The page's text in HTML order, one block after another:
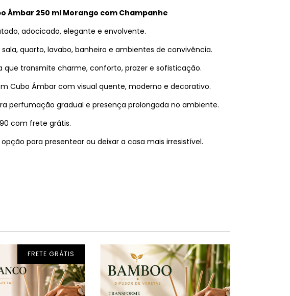
Âmbar 250 ml Morango com Champanhe
adocicado, elegante e envolvente.
sala, quarto, lavabo, banheiro e ambientes de convivência.
que transmite charme, conforto, prazer e sofisticação.
Cubo Âmbar com visual quente, moderno e decorativo.
perfumação gradual e presença prolongada no ambiente.
com frete grátis.
para presentear ou deixar a casa mais irresistível.
FRETE GRÁTIS